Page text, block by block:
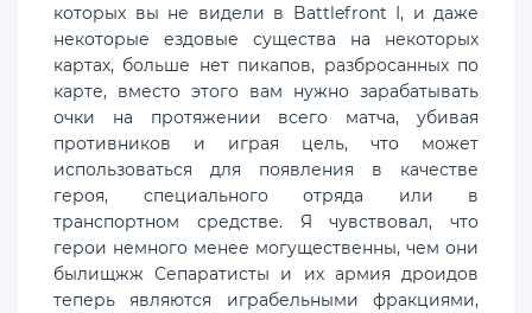
которых вы не видели в Battlefront I, и даже
некоторые ездовые существа на некоторых
картах, больше нет пикапов, разбросанных по
карте, вместо этого вам нужно зарабатывать
очки на протяжении всего матча, убивая
противников и играя цель, что может
использоваться для появления в качестве
героя, специального отряда или в
транспортном средстве. Я чувствовал, что
герои немного менее могущественны, чем они
былищжж Сепаратисты и их армия дроидов
теперь являются играбельными фракциями,